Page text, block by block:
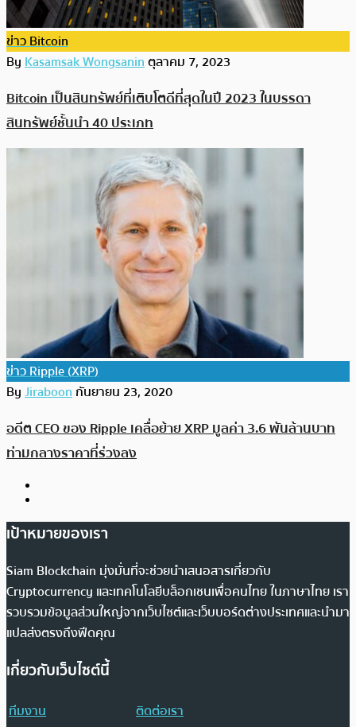
ข่าว Bitcoin
ByKasamsak Wongsaninตุลาคม 7, 2023
Bitcoin เป็นสินทรัพย์ที่เติบโตดีที่สุดในปี 2023 ในบรรดา
สินทรัพย์ชั้นนำ 40 ประเภท
ข่าว Ripple (XRP)
ByJiraboonกันยายน 23, 2020
อดีต CEO ของ Ripple เคลื่อย้าย XRP มูลค่า 3.6 พันล้านบาท
ท่ามกลางราคาที่ร่วงลง
เป้าหมายของเรา
Siam Blockchain มุ่งมั่นที่จะช่วยนำเสนอสารเกี่ยวกับ
Cryptocurrency และเทคโนโลยีบล็อกเชนเพื่อคนไทย ในภาษาไทย เรา
รวบรวมข้อมูลส่วนใหญ่จากเว็บไซต์และเว็บบอร์ดต่างประเทศและนำมา
แปลส่งตรงถึงฟีดคุณ
เกี่ยวกับเว็บไซต์นี้
ทีมงาน
ติดต่อเรา